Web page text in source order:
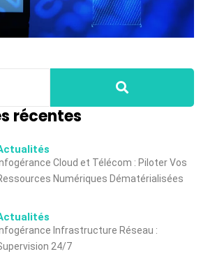
récentes
Cloud et Télécom : Piloter Vos
Numériques Dématérialisées
Infrastructure Réseau :
24/7